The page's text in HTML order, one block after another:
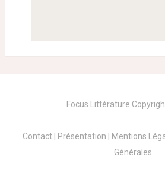
Focus Littérature
Contact Présentation Mentions
Générales